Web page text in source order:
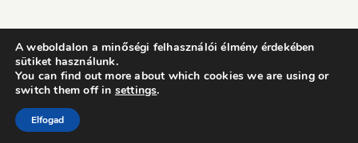
A weboldalon a minőségi felhasználói élmény érdekében
sütiket használunk.
You can find out more about which cookies we are using or
switch them off in settings.
Elfogad